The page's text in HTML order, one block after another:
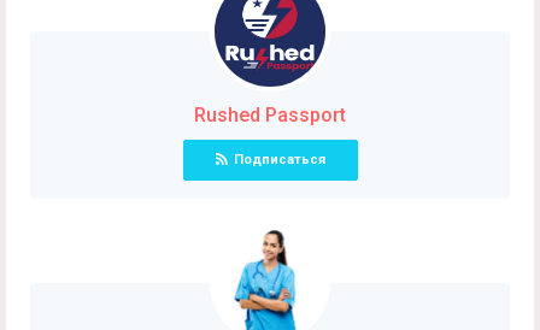
Rushed Passport
Подписаться